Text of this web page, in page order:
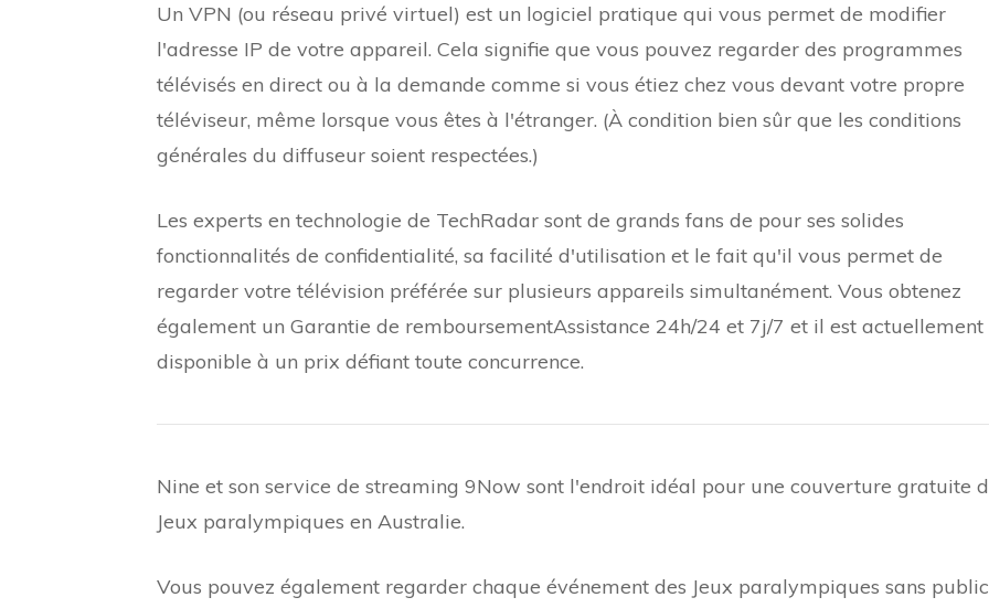
Un VPN (ou réseau privé virtuel) est un logiciel pratique qui vous permet de modifier
l'adresse IP de votre appareil. Cela signifie que vous pouvez regarder des programmes
télévisés en direct ou à la demande comme si vous étiez chez vous devant votre propre
téléviseur, même lorsque vous êtes à l'étranger. (À condition bien sûr que les conditions
générales du diffuseur soient respectées.)
Les experts en technologie de TechRadar sont de grands fans de pour ses solides
fonctionnalités de confidentialité, sa facilité d'utilisation et le fait qu'il vous permet de
regarder votre télévision préférée sur plusieurs appareils simultanément. Vous obtenez
également un Garantie de remboursementAssistance 24h/24 et 7j/7 et il est actuellement
disponible à un prix défiant toute concurrence.
Nine et son service de streaming 9Now sont l'endroit idéal pour une couverture gratuite
Jeux paralympiques en Australie.
Vous pouvez également regarder chaque événement des Jeux paralympiques sans